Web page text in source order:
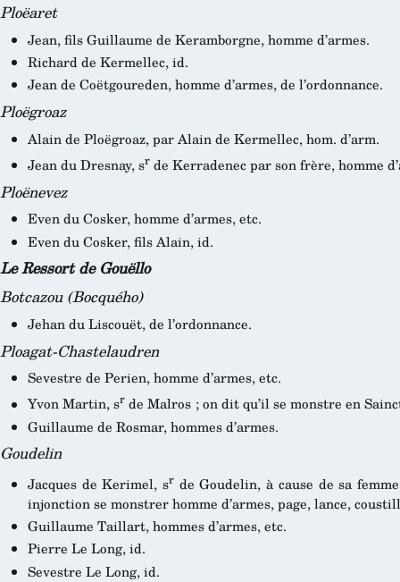
Ploëaret
Jean, fils Guillaume de Keramborgne, homme d’armes.
Richard de Kermellec, id.
Jean de Coëtgoureden, homme d’armes, de l’ordonnance.
Ploëgroaz
Alain de Ploëgroaz, par Alain de Kermellec, hom. d’arm.
Jean du Dresnay, srde Kerradenec par son frère, homme
Ploënevez
Even du Cosker, homme d’armes, etc.
Even du Cosker, fils Alain, id.
Le Ressort de Gouëllo
Botcazou (Bocquého)
Jehan du Liscouët, de l’ordonnance.
Ploagat-Chastelaudren
Sevestre de Perien, homme d’armes, etc.
Yvon Martin, srde Malros ; on dit qu’il se monstre en
Guillaume de Rosmar, hommes d’armes.
Goudelin
Jacques de Kerimel, srde Goudelin, à cause de sa
injonction se monstrer homme d’armes, page, lance,
Guillaume Taillart, hommes d’armes, etc.
Pierre Le Long, id.
Sevestre Le Long, id.